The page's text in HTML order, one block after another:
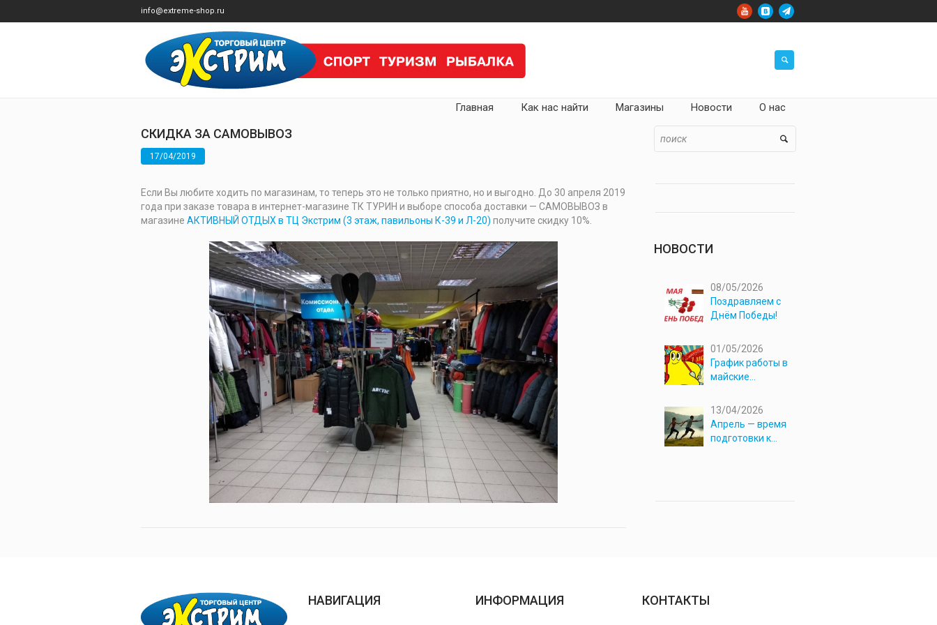
info@extreme-shop.ru
Главная Как нас найти Магазины Новости О нас
СКИДКА ЗА САМОВЫВОЗ
17/04/2019
Если Вы любите ходить по магазинам, то теперь это не только приятно, но и выгодно. До 30 апреля 2019
года при заказе товара в интернет-магазине ТК ТУРИН и выборе способа доставки — САМОВЫВОЗ в
магазине АКТИВНЫЙ ОТДЫХ в ТЦ Экстрим (3 этаж, павильоны К-39 и Л-20) получите скидку 10%.
НОВОСТИ
08/05/2026
Поздравляем с
Днём Победы!
01/05/2026
График работы в
майские
13/04/2026
Апрель — время
подготовки к
НАВИГАЦИЯ ИНФОРМАЦИЯ КОНТАКТЫ